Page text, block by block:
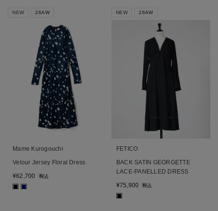
NEW 26AW
Mame Kurogouchi
Velour Jersey Floral Dress
¥62,700 税込
■ ■
NEW 26AW
FETICO
BACK SATIN GEORGETTE
LACE-PANELLED DRESS
¥75,900 税込
■